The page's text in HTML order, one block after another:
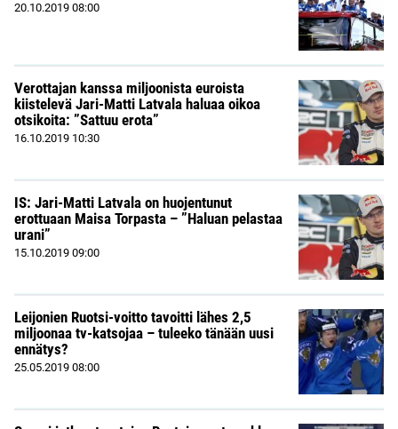
20.10.2019 08:00
Verottajan kanssa miljoonista euroista
kiistelevä Jari-Matti Latvala haluaa oikoa
otsikoita: ”Sattuu erota”
16.10.2019 10:30
IS: Jari-Matti Latvala on huojentunut
erottuaan Maisa Torpasta – ”Haluan pelastaa
urani”
15.10.2019 09:00
Leijonien Ruotsi-voitto tavoitti lähes 2,5
miljoonaa tv-katsojaa – tuleeko tänään uusi
ennätys?
25.05.2019 08:00